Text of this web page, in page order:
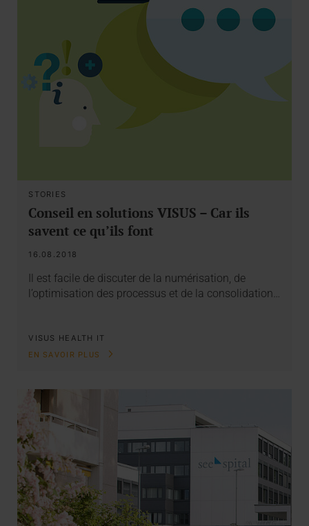
STORIES
Conseil en solutions VISUS – Car ils
savent ce qu’ils font
16.08.2018
Il est facile de discuter de la numérisation, de
l’optimisation des processus et de la consolidation…
VISUS HEALTH IT
EN SAVOIR PLUS